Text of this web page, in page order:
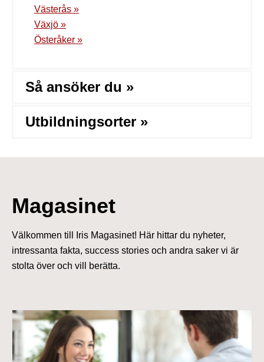
Västerås »
Växjö »
Österåker »
Så ansöker du »
Utbildningsorter »
Magasinet
Välkommen till Iris Magasinet! Här hittar du nyheter,
intressanta fakta, success stories och andra saker vi är
stolta över och vill berätta.